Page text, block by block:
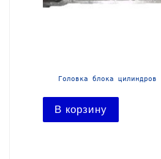
Головка блока
В корзину